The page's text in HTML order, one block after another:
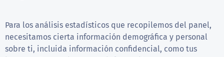
Para los análisis estadísticos que recopilemos del panel,
necesitamos cierta información demográfica y personal
sobre ti, incluida información confidencial, como tus